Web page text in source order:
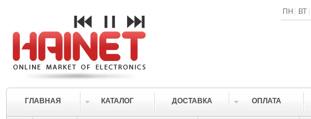
ПН ВТ
ГЛАВНАЯ КАТАЛОГ ДОСТАВКА ОПЛАТА